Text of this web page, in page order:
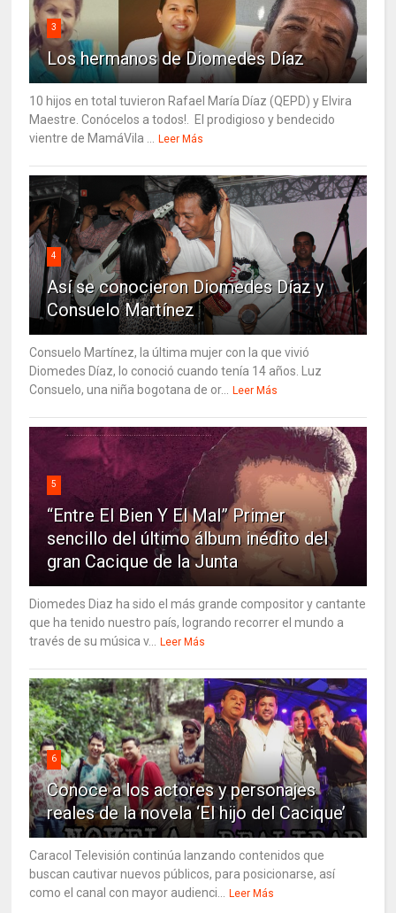
3
Los hermanos de Diomedes Díaz
10 hijos en total tuvieron Rafael María Díaz (QEPD) y Elvira
Maestre. Conócelos a todos!. El prodigioso y bendecido
vientre de MamáVila ...
Leer Más
4
Así se conocieron Diomedes Díaz y
Consuelo Martínez
Consuelo Martínez, la última mujer con la que vivió
Diomedes Díaz, lo conoció cuando tenía 14 años. Luz
Consuelo, una niña bogotana de or...
Leer Más
5
“Entre El Bien Y El Mal” Primer
sencillo del último álbum inédito del
gran Cacique de la Junta
Diomedes Diaz ha sido el más grande compositor y cantante
que ha tenido nuestro país, logrando recorrer el mundo a
través de su música v...
Leer Más
6
Conoce a los actores y personajes
reales de la novela ‘El hijo del Cacique’
Caracol Televisión continúa lanzando contenidos que
buscan cautivar nuevos públicos, para posicionarse, así
como el canal con mayor audienci...
Leer Más